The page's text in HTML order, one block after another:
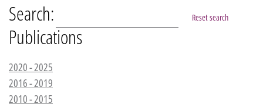
Search: Reset search
Publications
2020 - 2025
2016 - 2019
2010 - 2015